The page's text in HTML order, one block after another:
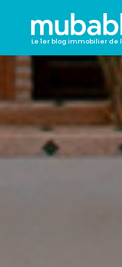
Le 1er blog immobilier de